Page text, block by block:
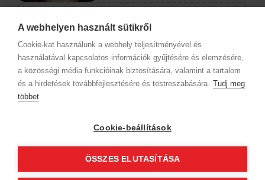
A webhelyen használt sütikről
Cookie-kat használunk a webhely teljesítményével és
használatával kapcsolatos információk gyűjtésére és elemzésére,
a közösségi média funkcióinak biztosítására, valamint a tartalom
és a hirdetések továbbfejlesztésére és testreszabására. Tudj meg
többet
Cookie-beállítások
ÖSSZES ELUTASÍTÁSA
Szolgáltatások
Az időpontok megjelenéséhez
válassz szakterületet és szolgáltatást
4.99
(990)
Pécs Barber Shop